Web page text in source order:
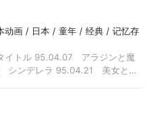
动画 / 日本 / 童年 / 经典 / 记忆存
イトル 95.04.07 アラジンと魔
シンデレラ 95.04.21 美女と野
ッチ売 ...